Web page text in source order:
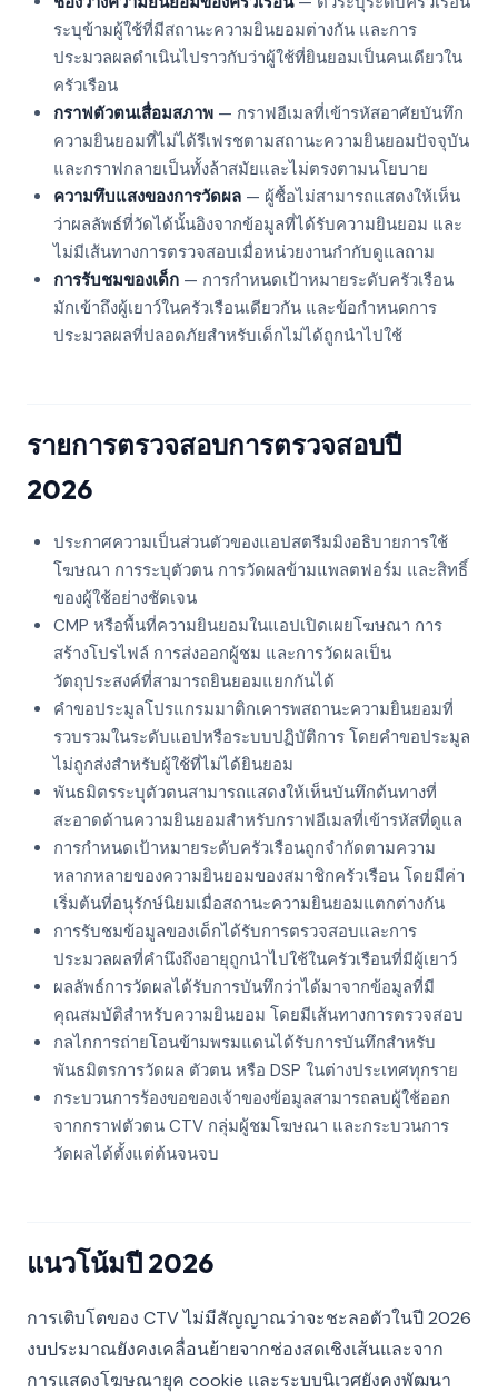
ระบุข้ามผู้ใช้ที่มีสถานะความยินยอมต่างกัน และการ
ประมวลผลดำเนินไปราวกับว่าผู้ใช้ที่ยินยอมเป็นคนเดียวใน
ครัวเรือน
กราฟตัวตนเสื่อมสภาพ — กราฟอีเมลที่เข้ารหัสอาศัยบันทึก
ความยินยอมที่ไม่ได้รีเฟรชตามสถานะความยินยอมปัจจุบัน
และกราฟกลายเป็นทั้งล้าสมัยและไม่ตรงตามนโยบาย
ความทึบแสงของการวัดผล — ผู้ซื้อไม่สามารถแสดงให้เห็น
ว่าผลลัพธ์ที่วัดได้นั้นอิงจากข้อมูลที่ได้รับความยินยอม และ
ไม่มีเส้นทางการตรวจสอบเมื่อหน่วยงานกำกับดูแลถาม
การรับชมของเด็ก — การกำหนดเป้าหมายระดับครัวเรือน
มักเข้าถึงผู้เยาว์ในครัวเรือนเดียวกัน และข้อกำหนดการ
ประมวลผลที่ปลอดภัยสำหรับเด็กไม่ได้ถูกนำไปใช้
รายการตรวจสอบการตรวจสอบปี
2026
ประกาศความเป็นส่วนตัวของแอปสตรีมมิงอธิบายการใช้
โฆษณา การระบุตัวตน การวัดผลข้ามแพลตฟอร์ม และสิทธิ์
ของผู้ใช้อย่างชัดเจน
CMP หรือพื้นที่ความยินยอมในแอปเปิดเผยโฆษณา การ
สร้างโปรไฟล์ การส่งออกผู้ชม และการวัดผลเป็น
วัตถุประสงค์ที่สามารถยินยอมแยกกันได้
คำขอประมูลโปรแกรมมาติกเคารพสถานะความยินยอมที่
รวบรวมในระดับแอปหรือระบบปฏิบัติการ โดยคำขอประมูล
ไม่ถูกส่งสำหรับผู้ใช้ที่ไม่ได้ยินยอม
พันธมิตรระบุตัวตนสามารถแสดงให้เห็นบันทึกต้นทางที่
สะอาดด้านความยินยอมสำหรับกราฟอีเมลที่เข้ารหัสที่ดูแล
การกำหนดเป้าหมายระดับครัวเรือนถูกจำกัดตามความ
หลากหลายของความยินยอมของสมาชิกครัวเรือน โดยมีค่า
เริ่มต้นที่อนุรักษ์นิยมเมื่อสถานะความยินยอมแตกต่างกัน
การรับชมข้อมูลของเด็กได้รับการตรวจสอบและการ
ประมวลผลที่คำนึงถึงอายุถูกนำไปใช้ในครัวเรือนที่มีผู้เยาว์
ผลลัพธ์การวัดผลได้รับการบันทึกว่าได้มาจากข้อมูลที่มี
คุณสมบัติสำหรับความยินยอม โดยมีเส้นทางการตรวจสอบ
กลไกการถ่ายโอนข้ามพรมแดนได้รับการบันทึกสำหรับ
พันธมิตรการวัดผล ตัวตน หรือ DSP ในต่างประเทศทุกราย
กระบวนการร้องขอของเจ้าของข้อมูลสามารถลบผู้ใช้ออก
จากกราฟตัวตน CTV กลุ่มผู้ชมโฆษณา และกระบวนการ
วัดผลได้ตั้งแต่ต้นจนจบ
แนวโน้มปี 2026
การเติบโตของ CTV ไม่มีสัญญาณว่าจะชะลอตัวในปี 2026
งบประมาณยังคงเคลื่อนย้ายจากช่องสดเชิงเส้นและจาก
การแสดงโฆษณายุค cookie และระบบนิเวศยังคงพัฒนา